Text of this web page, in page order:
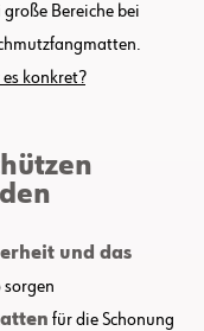
Bereiche bei
konkret?
und das
sorgen
für die Schonung